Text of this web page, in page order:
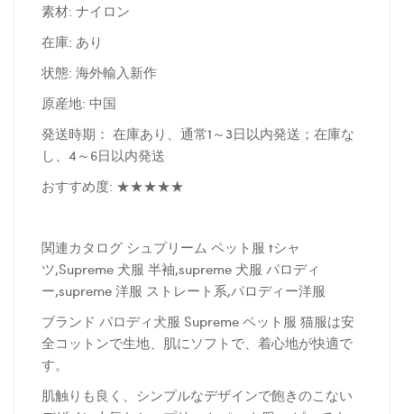
素材: ナイロン
在庫: あり
状態: 海外輸入新作
原産地: 中国
発送時期： 在庫あり、通常1～3日以内発送；在庫な
し、4～6日以内発送
おすすめ度: ★★★★★
関連カタログ シュプリーム ペット服 tシャ
ツ,Supreme 犬服 半袖,supreme 犬服 パロディ
ー,supreme 洋服 ストレート系,パロディー洋服
ブランド パロディ犬服 Supreme ペット服 猫服は安
全コットンで生地、肌にソフトで、着心地が快適で
す。
肌触りも良く、シンプルなデザインで飽きのこない